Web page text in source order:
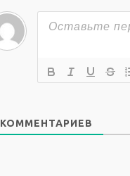
КОММЕНТАРИЕВ